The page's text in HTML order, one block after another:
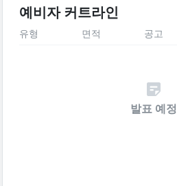
예비자 커트라인
유형 면적 공고
발표 예정